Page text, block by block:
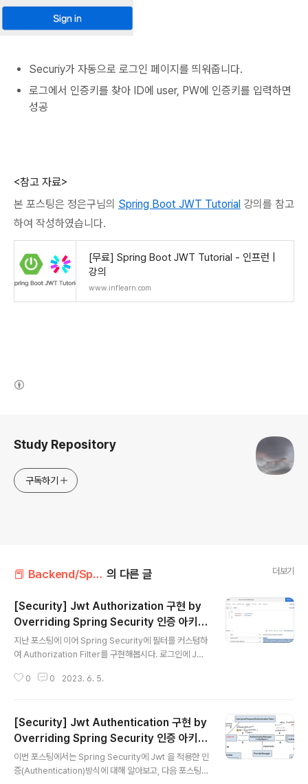
Securiy가 자동으로 로그인 페이지를 띄워줍니다.
로그에서 인증키를 찾아 ID에 user, PW에 인증키를 입력하면
성공
<참고 자료>
본 포스팅은 정은구님의 Spring Boot JWT Tutorial 강의를 참고
하여 작성하였습니다.
[무료] Spring Boot JWT Tutorial - 인프런 |
강의
www.inflearn.com
Study Repository
구독하기
📕 Backend/Spring Security 의 다른 글 더보기
[Security] Jwt Authorization 구현 by
Overriding Spring Security 인증 아키텍
쳐
지난 포스팅에 이어 Spring Security에 필터를 커스텀하
여 Authorization Filter를 구현해봅시다. 로그인에 Jwt
더를 인코딩하여 토큰으로 변환시키고.. authenticate()
거쳐 인증이 이루어졌습니다. 하지만, Authorization의
과정은 비교적 간단합니다! 클라이언트가 서버에 제한된
리소스에 대한 요청을 보낼 때 Authentication 과정에서
발급받은 JWT를 요청헤더에 보내고, 서버에서는 이 토큰
이 유효한지 검사 후 유효하면 요청에 대한 응답을 보내주
0 0 2023. 6. 5.
[Security] Jwt Authentication 구현 by
Overriding Spring Security 인증 아키텍
쳐
이번 포스팅에서는 Spring Security에 Jwt 을 적용한 인
증(Authentication)방식에 대해 알아보고, 다음 포스팅에